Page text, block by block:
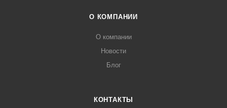
О КОМПАНИИ
О компании
Новости
Блог
КОНТАКТЫ